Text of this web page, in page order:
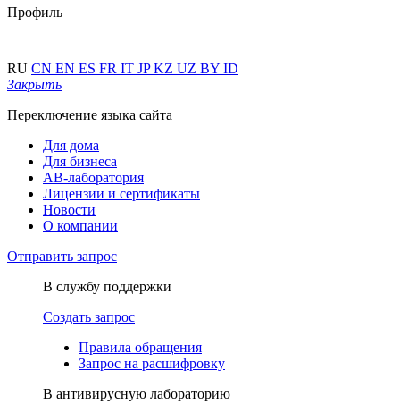
Профиль
RU CN EN ES FR IT JPKZ UZ BY ID
Закрыть
Переключение языка сайта
Для дома
Для бизнеса
АВ-лаборатория
Лицензии и сертификаты
Новости
О компании
Отправить запрос
В службу поддержки
Создать запрос
Правила обращения
Запрос на расшифровку
В антивирусную лабораторию